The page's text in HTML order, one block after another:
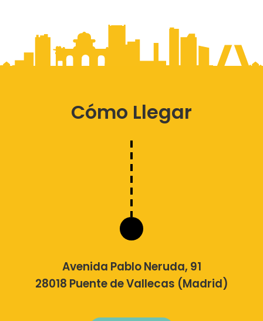
Cómo Llegar
Avenida Pablo Neruda, 91
28018 Puente de Vallecas (Madrid)